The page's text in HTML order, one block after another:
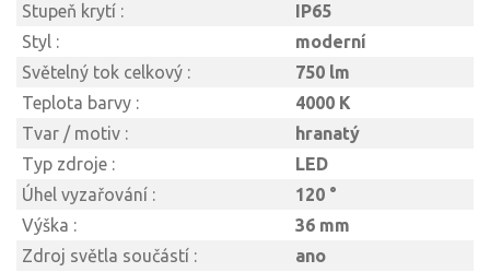
Stupeň krytí :
IP65
Styl :
moderní
Světelný tok celkový :
750 lm
Teplota barvy :
4000 K
Tvar / motiv :
hranatý
Typ zdroje :
LED
Úhel vyzařování :
120 °
Výška :
36 mm
Zdroj světla součástí :
ano